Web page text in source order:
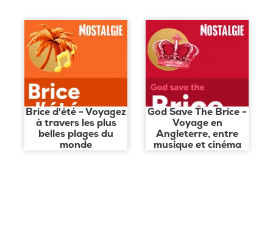
eighties, "La Story
Nostalgie" est le
rendez-vous
incontournable
pour tous les
passionnés de
musique. Branchez
vos écouteurs et
laissez Brice
Brice d'été - Voyagez
à travers les plus
belles plages du
monde
God Save The Brice -
Voyage en
Angleterre, entre
musique et cinéma